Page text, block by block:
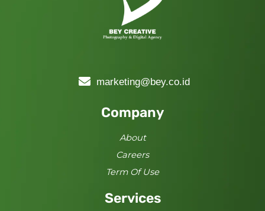
marketing@bey.co.id
Company
About
Careers
Term Of Use
Services